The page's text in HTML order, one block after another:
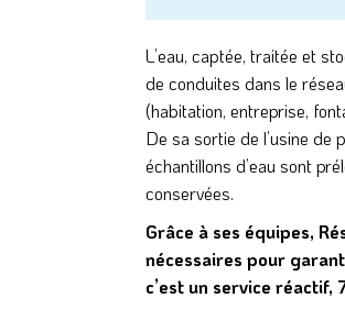
L’eau, captée, traitée et
de conduites dans le
(habitation, entreprise,
De sa sortie de l’usine de
échantillons d’eau sont
conservées.
Grâce à ses équipes,
nécessaires pour
c’est un service réactif,